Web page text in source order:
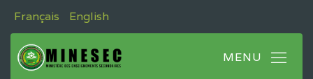
Français English